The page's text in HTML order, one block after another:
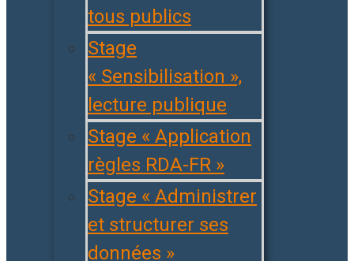
tous publics
Stage
« Sensibilisation »,
lecture publique
Stage « Application
règles RDA-FR »
Stage « Administrer
et structurer ses
données »